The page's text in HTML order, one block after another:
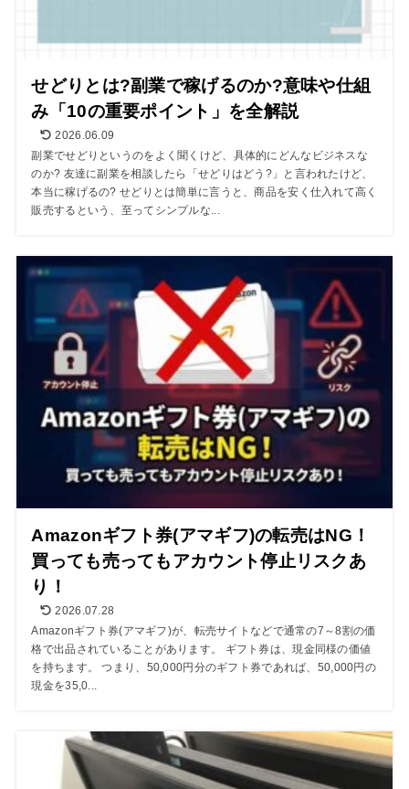
せどりとは?副業で稼げるのか?意味や仕組
み「10の重要ポイント」を全解説
2026.06.09
副業でせどりというのをよく聞くけど、具体的にどんなビジネスな
のか? 友達に副業を相談したら「せどりはどう?」と言われたけど、
本当に稼げるの? せどりとは簡単に言うと、商品を安く仕入れて高く
販売するという、至ってシンプルな...
Amazonギフト券(アマギフ)の転売はNG！
買っても売ってもアカウント停止リスクあ
り！
2026.07.28
Amazonギフト券(アマギフ)が、転売サイトなどで通常の7～8割の価
格で出品されていることがあります。 ギフト券は、現金同様の価値
を持ちます。 つまり、50,000円分のギフト券であれば、50,000円の
現金を35,0...